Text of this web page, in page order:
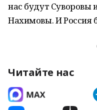
нас будут Суворовы
Нахимовы. И Россия
Читайте нас